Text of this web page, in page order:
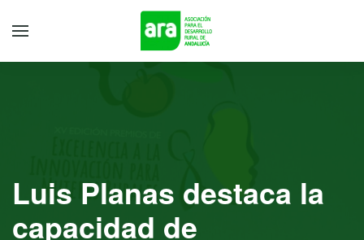
Luis Planas destaca la
capacidad de